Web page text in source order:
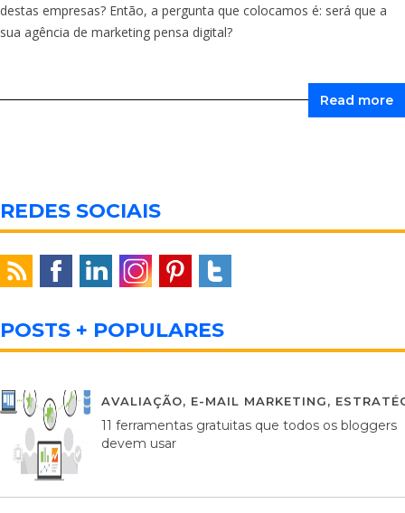
destas empresas? Então, a pergunta que colocamos é: será que a
sua agência de marketing pensa digital?
Read more
REDES SOCIAIS
POSTS + POPULARES
AVALIAÇÃO, E-MAIL MARKETING,
11 ferramentas gratuitas que todos os bloggers
devem usar